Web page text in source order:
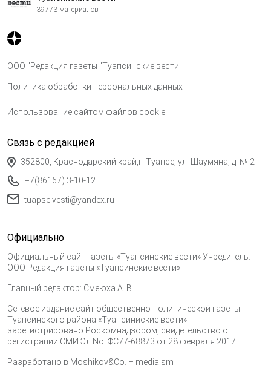
39773 материалов
ООО "Редакция газеты "Туапсинские вести"
Политика обработки персональных данных
Использование сайтом файлов cookie
Связь с редакцией
352800, Краснодарский край,г. Туапсе, ул. Шаумяна, д. № 2
+7(86167) 3-10-12
tuapse.vesti@yandex.ru
Официально
Официальный сайт газеты «Туапсинские вести» Учредитель:
ООО Редакция газеты «Туапсинские вести»
Главный редактор: Смеюха А. В.
Сетевое издание сайт общественно-политической газеты
Туапсинского района «Туапсиниские вести»
зарегистрировано Роскомнадзором, свидетельство о
регистрации СМИ Эл No. ФС77-68873 от 28 февраля 2017
Разработано в Moshikov&Co. – mediaism